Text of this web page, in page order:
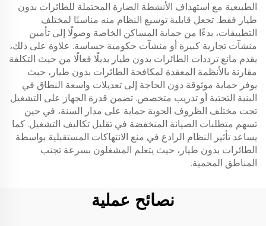
الطبيعية مع استهداف الأنشطة الضارة المحتملة للطائرات بدون
طيار فقط. تجعل قابلية توسيع النظام منه مناسبًا لمختلف
التطبيقات، بدءًا من حماية المساكن الخاصة وصولًا إلى تأمين
منشآت تجارية كبيرة أو منشآت حكومية حساسة. علاوة على ذلك،
يقدم مانع ترددات الطائرات بدون طيار بديلًا فعالًا من حيث التكلفة
مقارنة بالأنظمة المعقدة لمكافحة الطائرات بدون طيار، حيث
يوفر حماية موثوقة دون الحاجة إلى تعديلات واسعة النطاق في
البنية التحتية أو تدريب متخصص. تضمن قدرة الجهاز على التشغيل
تحت مختلف الظروف الجوية حماية على مدار السنة، في حين
تسهم متطلبات الصيانة المنخفضة في تقليل تكاليف التشغيل. كما
يساعد تأثير النظام الرادع في منع الانتهاكات المستقبلية بواسطة
الطائرات بدون طيار، حيث يتعلم المشغلون بسرعة تجنب
المناطق المحمية.
نصائح عملية